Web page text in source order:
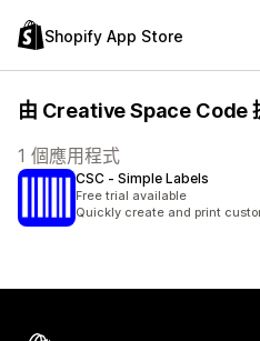
Shopify App Store
由 Creative Space Code
1 個應用程式
CSC ‑ Simple Labels
Free trial available
Quickly create and print